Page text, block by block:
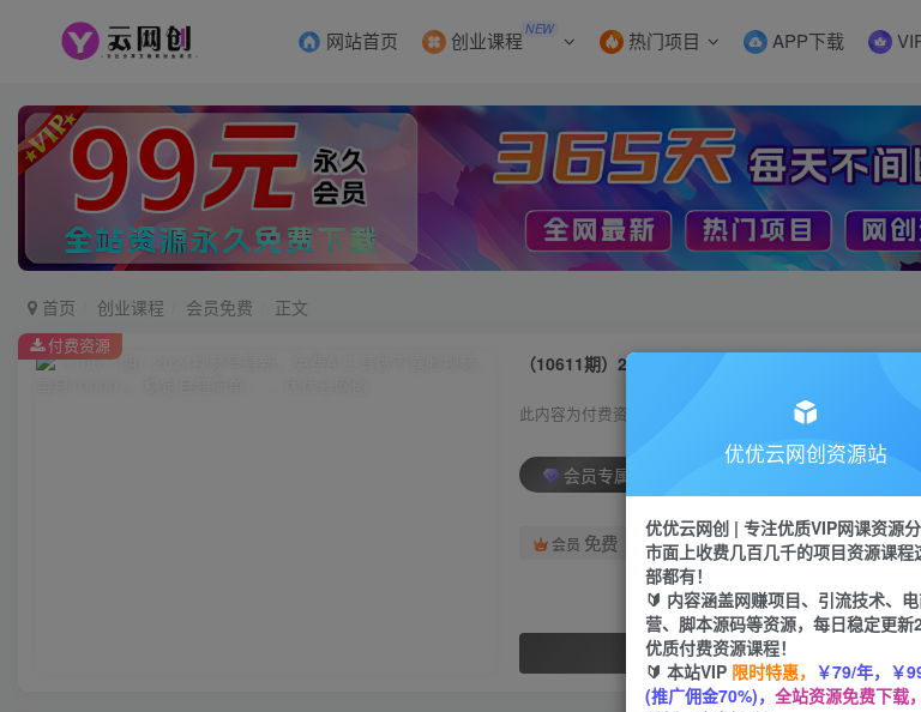
网站首页 创业课程 NEW 热门项目 APP下载
首页 创业课程 会员免费 正文
此内容为付费资源，请付费后查看
会员专属资源
会员 免费
付费资源
优优云网创资源站
优优云网创 | 专注优质VIP网课资源分
市面上收费几百几千的项目资源课程
部都有！
🔰 内容涵盖网赚项目、引流技术、
营、脚本源码等资源，每日稳定更新
优质付费资源课程！
🔰 本站VIP 限时特惠， ￥79/年，￥
(推广佣金70%)， 全站资源免费下载，